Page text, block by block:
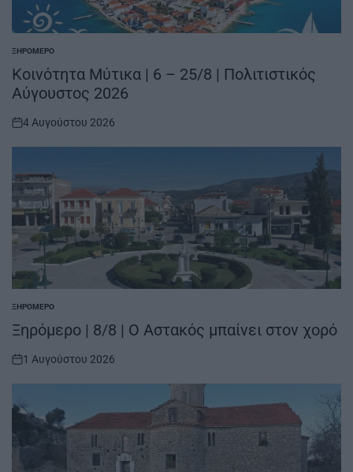
POSTED
IN
ΞΗΡΟΜΕΡΟ
Κοινότητα Μύτικα | 6 – 25/8 | Πολιτιστικός
Αύγουστος 2026
on
4 Αυγούστου 2026
POSTED
IN
ΞΗΡΟΜΕΡΟ
Ξηρόμερο | 8/8 | Ο Αστακός μπαίνει στον χορό
on
1 Αυγούστου 2026